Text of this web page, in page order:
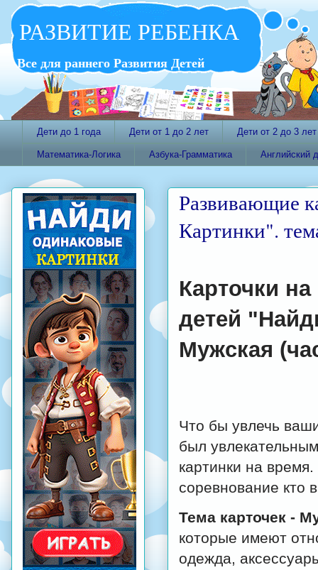
РАЗВИТИЕ РЕБЕНКА
Все для раннего Развития Детей
Дети до 1 года Дети от 1 до 2 лет Дети от 2 до 3 лет
Математика-Логика Азбука-Грамматика Английский
Развивающие
Картинки".
Карточки
детей
Мужская
Что бы увлечь
был
картинки на
соревнование кто
Тема карточек -
которые имеют
одежда,